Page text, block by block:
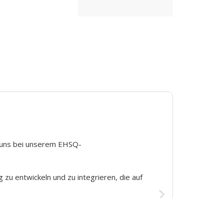
bei unserem EHSQ-
zu entwickeln und zu integrieren, die auf